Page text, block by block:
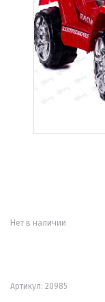
Нет в наличии
Артикул: 20985